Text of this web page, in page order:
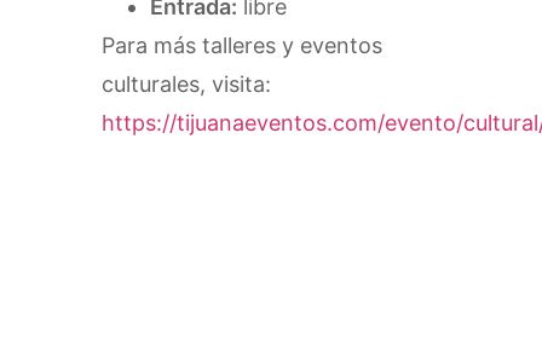
Entrada: libre
Para más talleres y eventos
culturales, visita:
https://tijuanaeventos.com/evento/